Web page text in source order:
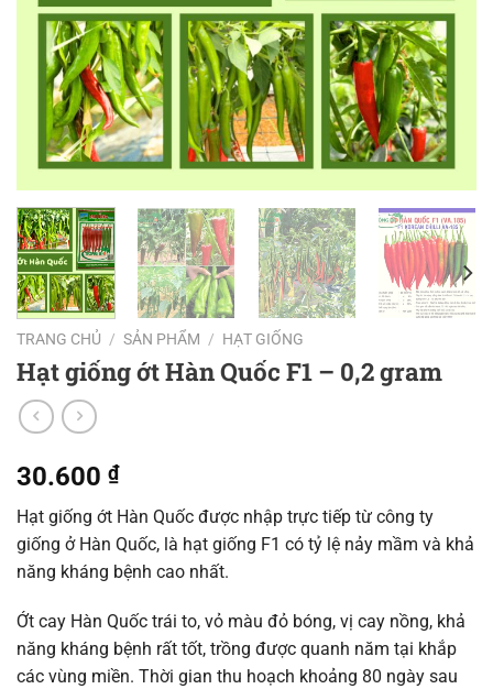
TRANG CHỦ / SẢN PHẨM / HẠT GIỐNG
Hạt giống ớt Hàn Quốc F1 – 0,2 gram
30.600 ₫
Hạt giống ớt Hàn Quốc được nhập trực tiếp từ công ty
giống ở Hàn Quốc, là hạt giống F1 có tỷ lệ nảy mầm và khả
năng kháng bệnh cao nhất.
Ớt cay Hàn Quốc trái to, vỏ màu đỏ bóng, vị cay nồng, khả
năng kháng bệnh rất tốt, trồng được quanh năm tại khắp
các vùng miền. Thời gian thu hoạch khoảng 80 ngày sau